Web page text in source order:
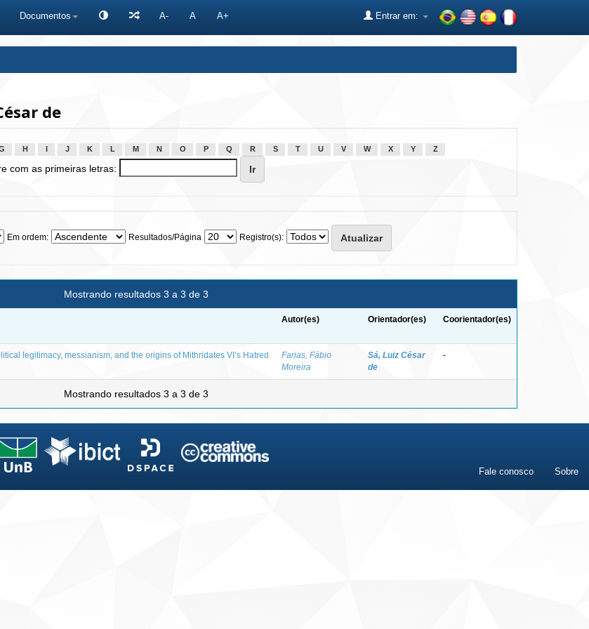
Documentos A- A A+ Entrar em:
de
H J K L M N O P Q R S T U V W X Y Z
com as primeiras letras:
Em ordem: Resultados/Página Registro(s):
Mostrando resultados 3 a 3 de 3
Autor(es) Orientador(es) Coorientador(es)
legitimacy, messianism, and the origins of Mithridates VI’s Hatred
Farias, Fábio
Moreira
Sá, Luiz César
de
-
Mostrando resultados 3 a 3 de 3
Fale conosco Sobre